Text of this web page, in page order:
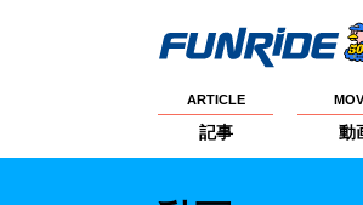
ARTICLE
記事 動